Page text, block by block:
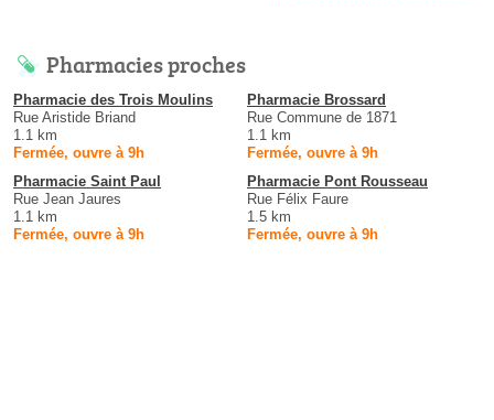
Pharmacies proches
Pharmacie des Trois Moulins
Rue Aristide Briand
1.1 km
Fermée, ouvre à 9h
Pharmacie Brossard
Rue Commune de 1871
1.1 km
Fermée, ouvre à 9h
Pharmacie Saint Paul
Rue Jean Jaures
1.1 km
Fermée, ouvre à 9h
Pharmacie Pont Rousseau
Rue Félix Faure
1.5 km
Fermée, ouvre à 9h